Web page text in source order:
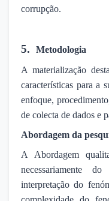
corrupção.
5.
Metodologia
A materialização
características para a
enfoque,
de colecta de dados e
Abordagem da
A Abordagem
necessariamente
interpretação do